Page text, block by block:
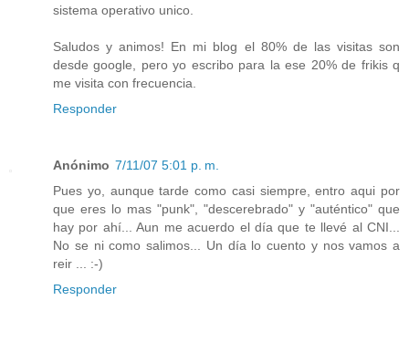
sistema operativo unico.
Saludos y animos! En mi blog el 80% de las visitas son
desde google, pero yo escribo para la ese 20% de frikis q
me visita con frecuencia.
Responder
Anónimo 7/11/07 5:01 p. m.
Pues yo, aunque tarde como casi siempre, entro aqui por
que eres lo mas "punk", "descerebrado" y "auténtico" que
hay por ahí... Aun me acuerdo el día que te llevé al CNI...
No se ni como salimos... Un día lo cuento y nos vamos a
reir ... :-)
Responder